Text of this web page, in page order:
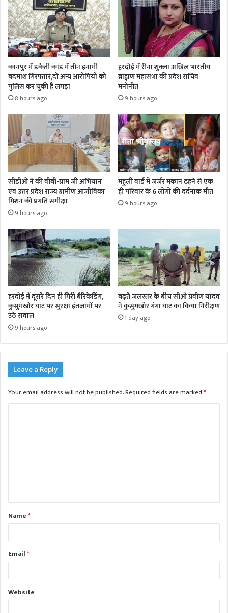
कानपुर में डकैती कांड में तीन इनामी
बदमाश गिरफ्तार,दो अन्य आरोपियों को
पुलिस कर चुकी है लंगड़ा
8 hours ago
हरदोई में रीना शुक्ला अखिल भारतीय
ब्राह्मण महासभा की प्रदेश सचिव
मनोनीत
9 hours ago
सीडीओ ने की वीबी-ग्राम जी अभियान
एवं उत्तर प्रदेश राज्य ग्रामीण आजीविका
मिशन की प्रगति समीक्षा
9 hours ago
महुली वार्ड में जर्जर मकान ढहने से एक
ही परिवार के 6 लोगों की दर्दनाक मौत
9 hours ago
हरदोई में दूसरे दिन ही गिरी बैरिकेडिंग,
कुसुमखोर घाट पर सुरक्षा इंतजामों पर
उठे सवाल
9 hours ago
बढ़ते जलस्तर के बीच सीओ प्रवीण यादव
ने कुसुमखोर गंगा घाट का किया निरीक्षण
1 day ago
Leave a Reply
Your email address will not be published.Required fields are marked*
t
*Name*
Email*
Website